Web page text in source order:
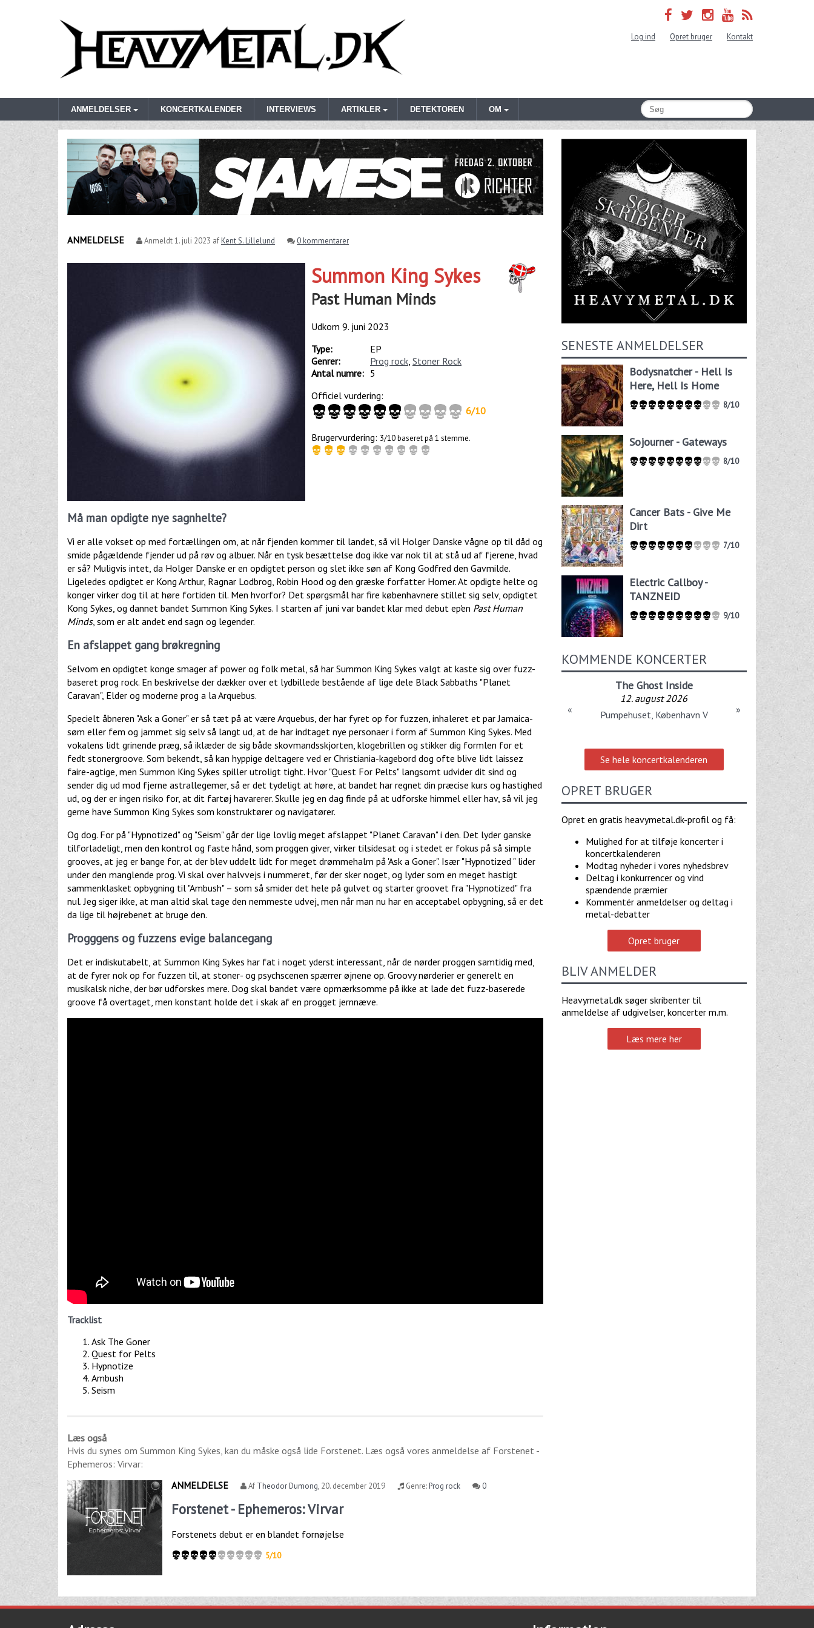
Log ind Opret bruger Kontakt
ANMELDELSER KONCERTKALENDER INTERVIEWS ARTIKLER DETEKTOREN OM
ANMELDELSE Anmeldt1. juli 2023 afKent S. Lillelund 0 kommentarer
Summon King Sykes
Past Human Minds
Udkom 9. juni 2023
Type:
EP
Genrer:
Prog rock, Stoner Rock
Antal numre: 5
Officiel vurdering:
6/10
Brugervurdering: 3/10 baseret på 1 stemme.
Må man opdigte nye sagnhelte?
Vi er alle vokset op med fortællingen om, at når fjenden kommer til landet, så vil Holger Danske vågne op til dåd og
smide pågældende fjender ud på røv og albuer. Når en tysk besættelse dog ikke var nok til at stå ud af fjerene, hvad
er så? Muligvis intet, da Holger Danske er en opdigtet person og slet ikke søn af Kong Godfred den Gavmilde.
Ligeledes opdigtet er Kong Arthur, Ragnar Lodbrog, Robin Hood og den græske forfatter Homer. At opdigte helte og
konger virker dog til at høre fortiden til. Men hvorfor? Det spørgsmål har fire københavnere stillet sig selv, opdigtet
Kong Sykes, og dannet bandet Summon King Sykes. I starten af juni var bandet klar med debut ep'en Past Human
Minds, som er alt andet end sagn og legender.
En afslappet gang brøkregning
Selvom en opdigtet konge smager af power og folk metal, så har Summon King Sykes valgt at kaste sig over fuzz-
baseret prog rock. En beskrivelse der dækker over et lydbillede bestående af lige dele Black Sabbaths "Planet
Caravan", Elder og moderne prog a la Arquebus.
Specielt åbneren "Ask a Goner" er så tæt på at være Arquebus, der har fyret op for fuzzen, inhaleret et par Jamaica-
søm eller fem og jammet sig selv så langt ud, at de har indtaget nye personaer i form af Summon King Sykes. Med
vokalens lidt grinende præg, så iklæder de sig både skovmandsskjorten, klogebrillen og stikker dig formlen for et
fedt stonergroove. Som bekendt, så kan hyppige deltagere ved er Christiania-kagebord dog ofte blive lidt laissez
faire-agtige, men Summon King Sykes spiller utroligt tight. Hvor "Quest For Pelts" langsomt udvider dit sind og
sender dig ud mod fjerne astrallegemer, så er det tydeligt at høre, at bandet har regnet din præcise kurs og hastighed
ud, og der er ingen risiko for, at dit fartøj havarerer. Skulle jeg en dag finde på at udforske himmel eller hav, så vil jeg
gerne have Summon King Sykes som konstruktører og navigatører.
Og dog. For på "Hypnotized" og "Seism" går der lige lovlig meget afslappet "Planet Caravan" i den. Det lyder ganske
tilforladeligt, men den kontrol og faste hånd, som proggen giver, virker tilsidesat og i stedet er fokus på så simple
grooves, at jeg er bange for, at der blev uddelt lidt for meget drømmehalm på 'Ask a Goner". Især "Hypnotized " lider
under den manglende prog. Vi skal over halvvejs i nummeret, før der sker noget, og lyder som en meget hastigt
sammenklasket opbygning til "Ambush" – som så smider det hele på gulvet og starter groovet fra "Hypnotized" fra
nul. Jeg siger ikke, at man altid skal tage den nemmeste udvej, men når man nu har en acceptabel opbygning, så er det
da lige til højrebenet at bruge den.
Progggens og fuzzens evige balancegang
Det er indiskutabelt, at Summon King Sykes har fat i noget yderst interessant, når de nørder proggen samtidig med,
at de fyrer nok op for fuzzen til, at stoner- og psychscenen spærrer øjnene op. Groovy nørderier er generelt en
musikalsk niche, der bør udforskes mere. Dog skal bandet være opmærksomme på ikke at lade det fuzz-baserede
groove få overtaget, men konstant holde det i skak af en progget jernnæve.
Tracklist
Ask The Goner
Quest for Pelts
Hypnotize
Ambush
Seism
Læs også
Hvis du synes om Summon King Sykes , kan du måske også lide Forstenet. Læs også vores anmeldelse af Forstenet -
Ephemeros: Virvar:
ANMELDELSE
Af Theodor Dumong, 20. december 2019 Genre:Prog rock 0
Forstenet - Ephemeros: Virvar
Forstenets debut er en blandet fornøjelse
5/10
SENESTE ANMELDELSER
Bodysnatcher - Hell Is
Here, Hell Is Home
8/10
Sojourner - Gateways
8/10
Cancer Bats - Give Me
Dirt
7/10
Electric Callboy -
TANZNEID
9/10
KOMMENDE KONCERTER
The Ghost Inside
12. august 2026
Pumpehuset, København V
« »
Se hele koncertkalenderen
OPRET BRUGER
Opret en gratis heavymetal.dk-profil og få:
Mulighed for at tilføje koncerter i
koncertkalenderen
Modtag nyheder i vores nyhedsbrev
Deltag i konkurrencer og vind
spændende præmier
Kommentér anmeldelser og deltag i
metal-debatter
Opret bruger
BLIV ANMELDER
Heavymetal.dk søger skribenter til
anmeldelse af udgivelser, koncerter m.m.
Læs mere her